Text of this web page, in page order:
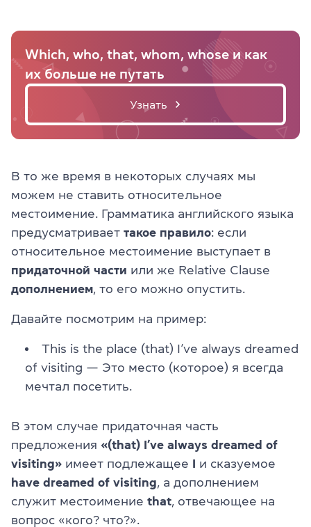
Which, who, that, whom, whose и как
их больше не путать
Узнать
В то же время в некоторых случаях мы
можем не ставить относительное
местоимение. Грамматика английского языка
предусматривает такое правило: если
относительное местоимение выступает в
придаточной части или же Relative Clause
дополнением , то его можно опустить.
Давайте посмотрим на пример:
This is the place (that) I’ve always dreamed
of visiting — Это место (которое) я всегда
мечтал посетить.
В этом случае придаточная часть
предложения «(that) I’ve always dreamed of
visiting» имеет подлежащее I и сказуемое
have dreamed of visiting , а дополнением
служит местоимение that , отвечающее на
вопрос «кого? что?».